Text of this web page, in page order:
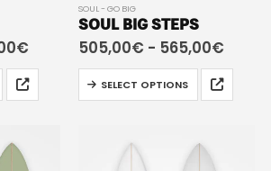
€
SOUL - GO BIG
SOUL BIG STEPS
505,00€ - 565,00€
SELECT OPTIONS